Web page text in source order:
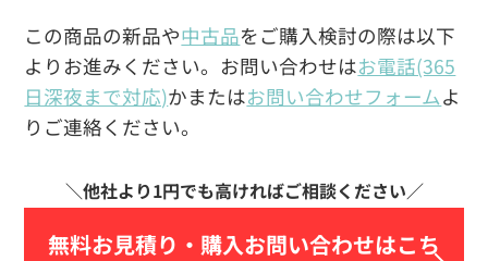
この商品の新品や中古品をご購入検討の際は以下
よりお進みください。お問い合わせはお電話(365
日深夜まで対応)かまたはお問い合わせフォームよ
りご連絡ください。
無料お見積り・ 購入お問い合わせはこち